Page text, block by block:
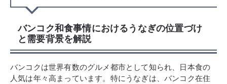
バンコク和食事情におけるうなぎの位置づけ
と需要背景を解説
バンコクは世界有数のグルメ都市として知られ、日本食の
人気は年々高まっています。特にうなぎは、バンコク在住